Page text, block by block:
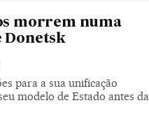
morrem numa
Donetsk
para a sua unificação
modelo de Estado antes da